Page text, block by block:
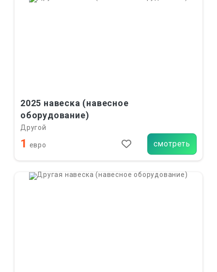
2025 навеска (навесное
оборудование)
Другой
1 евро смотреть